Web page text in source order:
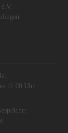
11:00 Uhr